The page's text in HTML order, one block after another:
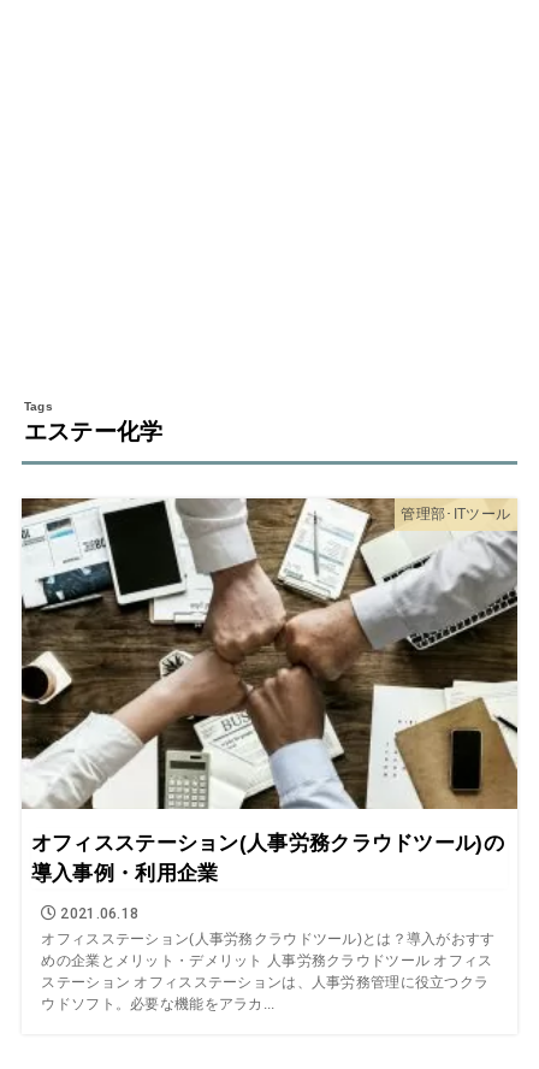
エステー化学
管理部･ITツール
オフィスステーション(人事労務クラウドツール)の
導入事例・利用企業
2021.06.18
オフィスステーション(人事労務クラウドツール)とは？導入がおすす
めの企業とメリット・デメリット 人事労務クラウドツール オフィス
ステーション オフィスステーションは、人事労務管理に役立つクラ
ウドソフト。必要な機能をアラカ...